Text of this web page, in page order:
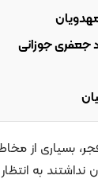
جعفری جوزانی
بسیاری از
به